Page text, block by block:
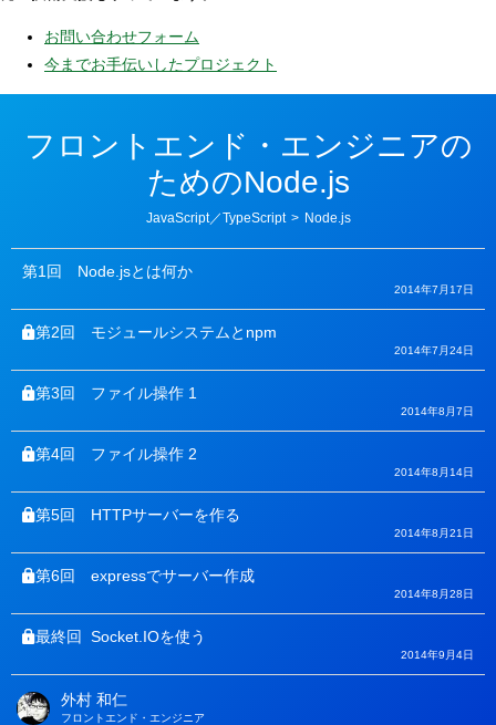
お問い合わせフォーム
今までお手伝いしたプロジェクト
フロントエンド・エンジニアの
ためのNode.js
カ
ゴ
リ
ー
JavaScript／TypeScript > Node.js
第1回 Node.jsとは何か
2014年7月17日
第2回 モジュールシステムとnpm
2014年7月24日
第3回 ファイル操作 1
2014年8月7日
第4回 ファイル操作 2
2014年8月14日
第5回 HTTPサーバーを作る
2014年8月21日
第6回 expressでサーバー作成
2014年8月28日
最終回 Socket.IOを使う
2014年9月4日
著
外村 和仁
フロントエンド・エンジニア